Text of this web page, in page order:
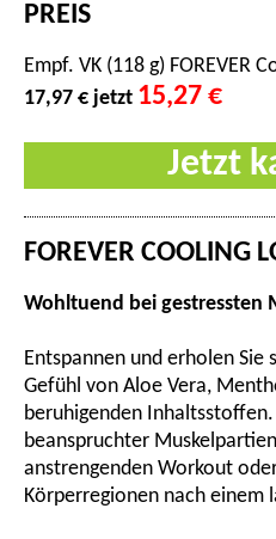
PREIS
Empf. VK (118 g) FOREVER
17,97 € jetzt 15,27 €
Jetzt
FOREVER COOLING
Wohltuend bei gestressten
Entspannen und erholen
Gefühl von Aloe Vera,
beruhigenden
beanspruchter
anstrengenden Workout
Körperregionen nach einem